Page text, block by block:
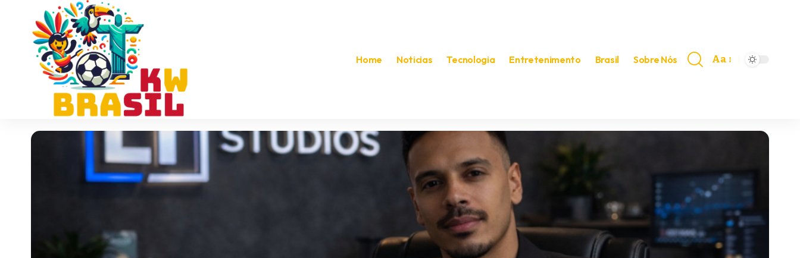
Home Noticias Tecnologia Entretenimento Brasil Sobre Nós Aa